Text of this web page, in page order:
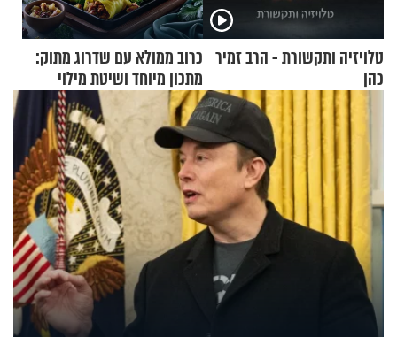
טלויזיה ותקשורת - הרב זמיר
כהן
כרוב ממולא עם שדרוג מתוק:
מתכון מיוחד ושיטת מילוי
שאתם חייבים לנסות